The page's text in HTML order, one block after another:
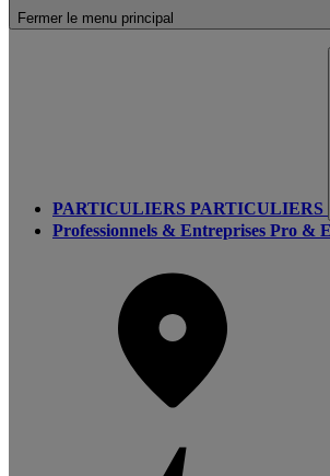
Fermer le menu principal
PARTICULIERS PARTICULIERS
Professionnels & Entreprises Pro &